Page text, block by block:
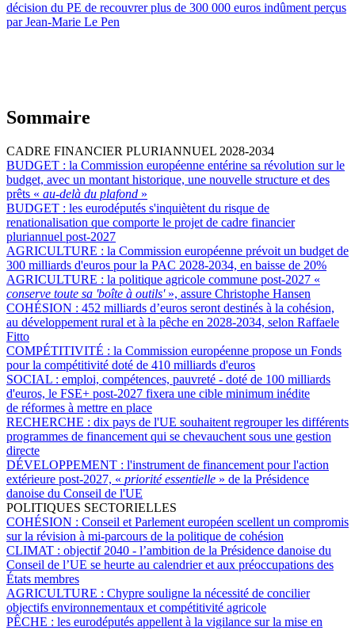
décision du PE de recouvrer plus de 300 000 euros indûment perçus
par Jean-Marie Le Pen
Sommaire
CADRE FINANCIER PLURIANNUEL 2028-2034
BUDGET : la Commission européenne entérine sa révolution sur le
budget, avec un montant historique, une nouvelle structure et des
prêts « au-delà du plafond »
BUDGET : les eurodéputés s'inquiètent du risque de
renationalisation que comporte le projet de cadre financier
pluriannuel post-2027
AGRICULTURE : la Commission européenne prévoit un budget de
300 milliards d'euros pour la PAC 2028-2034, en baisse de 20%
AGRICULTURE : la politique agricole commune post-2027 «
conserve toute sa 'boîte à outils' », assure Christophe Hansen
COHÉSION : 452 milliards d’euros seront destinés à la cohésion,
au développement rural et à la pêche en 2028-2034, selon Raffaele
Fitto
COMPÉTITIVITÉ : la Commission européenne propose un Fonds
pour la compétitivité doté de 410 milliards d'euros
SOCIAL : emploi, compétences, pauvreté - doté de 100 milliards
d'euros, le FSE+ post-2027 fixera une cible minimum inédite
de réformes à mettre en place
RECHERCHE : dix pays de l'UE souhaitent regrouper les différents
programmes de financement qui se chevauchent sous une gestion
directe
DÉVELOPPEMENT : l'instrument de financement pour l'action
extérieure post-2027, « priorité essentielle » de la Présidence
danoise du Conseil de l'UE
POLITIQUES SECTORIELLES
COHÉSION : Conseil et Parlement européen scellent un compromis
sur la révision à mi-parcours de la politique de cohésion
CLIMAT : objectif 2040 - l’ambition de la Présidence danoise du
Conseil de l’UE se heurte au calendrier et aux préoccupations des
États membres
AGRICULTURE : Chypre souligne la nécessité de concilier
objectifs environnementaux et compétitivité agricole
PÊCHE : les eurodéputés appellent à la vigilance sur la mise en